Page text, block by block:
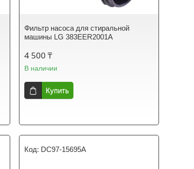
Фильтр насоса для стиральной
машины LG 383EER2001A
4 500 ₸
В наличии
Купить
DC97-15695A